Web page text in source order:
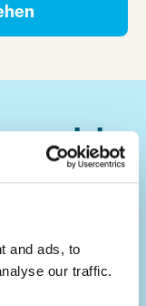
and ads, to
our traffic.
Boost